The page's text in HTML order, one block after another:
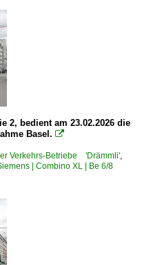
2, bedient am 23.02.2026 die
Basel. 
Verkehrs-Betriebe 'Drämmli'
| Combino XL | Be 6/8